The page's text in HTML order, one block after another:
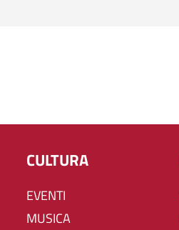
CULTURA
EVENTI
MUSICA